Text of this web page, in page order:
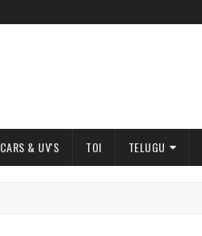
CARS & UV'S TOI TELUGU